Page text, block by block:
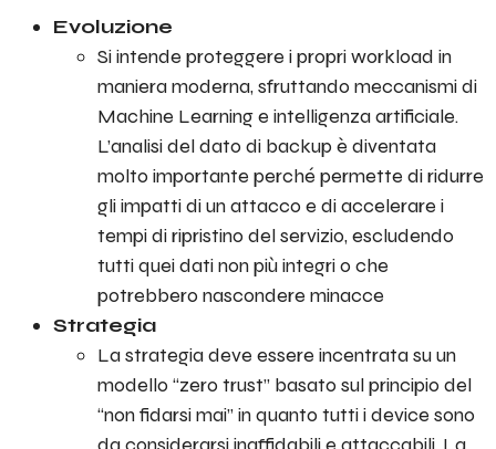
Evoluzione
Si intende proteggere i propri workload in
maniera moderna, sfruttando meccanismi di
Machine Learning e intelligenza artificiale.
L’analisi del dato di backup è diventata
molto importante perché permette di ridurre
gli impatti di un attacco e di accelerare i
tempi di ripristino del servizio, escludendo
tutti quei dati non più integri o che
potrebbero nascondere minacce
Strategia
La strategia deve essere incentrata su un
modello “zero trust” basato sul principio del
“non fidarsi mai” in quanto tutti i device sono